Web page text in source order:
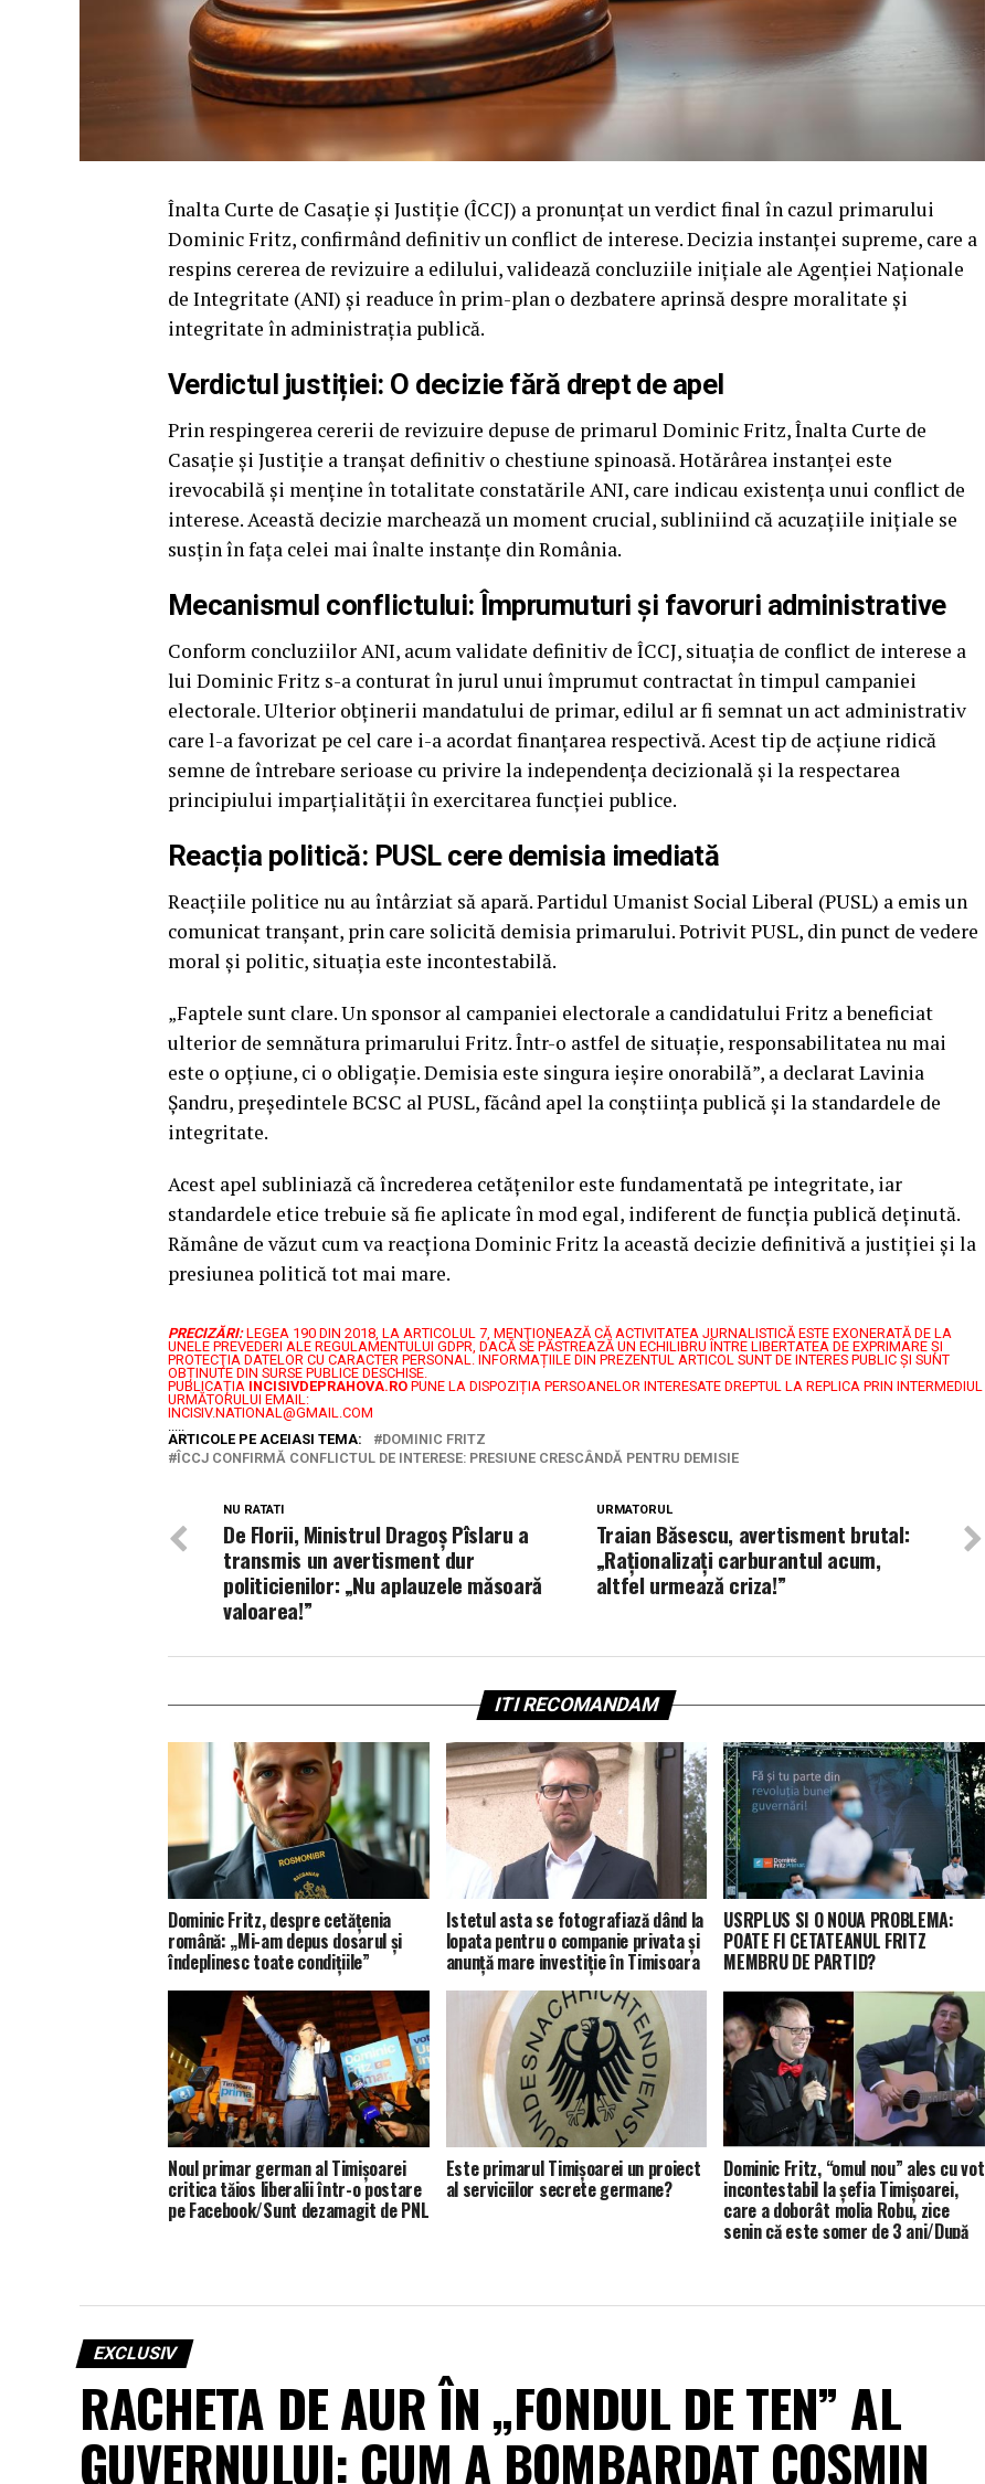
Înalta Curte de Casație și Justiție (ÎCCJ) a pronunțat un verdict final în cazul primarului
Dominic Fritz, confirmând definitiv un conflict de interese. Decizia instanței supreme, care a
respins cererea de revizuire a edilului, validează concluziile inițiale ale Agenției Naționale
de Integritate (ANI) și readuce în prim-plan o dezbatere aprinsă despre moralitate și
integritate în administrația publică.
Verdictul justiției: O decizie fără drept de apel
Prin respingerea cererii de revizuire depuse de primarul Dominic Fritz, Înalta Curte de
Casație și Justiție a tranșat definitiv o chestiune spinoasă. Hotărârea instanței este
irevocabilă și menține în totalitate constatările ANI, care indicau existența unui conflict de
interese. Această decizie marchează un moment crucial, subliniind că acuzațiile inițiale se
susțin în fața celei mai înalte instanțe din România.
Mecanismul conflictului: Împrumuturi și favoruri administrative
Conform concluziilor ANI, acum validate definitiv de ÎCCJ, situația de conflict de interese a
lui Dominic Fritz s-a conturat în jurul unui împrumut contractat în timpul campaniei
electorale. Ulterior obținerii mandatului de primar, edilul ar fi semnat un act administrativ
care l-a favorizat pe cel care i-a acordat finanțarea respectivă. Acest tip de acțiune ridică
semne de întrebare serioase cu privire la independența decizională și la respectarea
principiului imparțialității în exercitarea funcției publice.
Reacția politică: PUSL cere demisia imediată
Reacțiile politice nu au întârziat să apară. Partidul Umanist Social Liberal (PUSL) a emis un
comunicat tranșant, prin care solicită demisia primarului. Potrivit PUSL, din punct de vedere
moral și politic, situația este incontestabilă.
„Faptele sunt clare. Un sponsor al campaniei electorale a candidatului Fritz a beneficiat
ulterior de semnătura primarului Fritz. Într-o astfel de situație, responsabilitatea nu mai
este o opțiune, ci o obligație. Demisia este singura ieșire onorabilă”, a declarat Lavinia
Șandru, președintele BCSC al PUSL, făcând apel la conștiința publică și la standardele de
integritate.
Acest apel subliniază că încrederea cetățenilor este fundamentată pe integritate, iar
standardele etice trebuie să fie aplicate în mod egal, indiferent de funcția publică deținută.
Rămâne de văzut cum va reacționa Dominic Fritz la această decizie definitivă a justiției și la
presiunea politică tot mai mare.
PRECIZĂRI: LEGEA 190 DIN 2018, LA ARTICOLUL 7, MENŢIONEAZĂ CĂ ACTIVITATEA JURNALISTICĂ ESTE EXONERATĂ DE LA
UNELE PREVEDERI ALE REGULAMENTULUI GDPR, DACĂ SE PĂSTREAZĂ UN ECHILIBRU ÎNTRE LIBERTATEA DE EXPRIMARE ŞI
PROTECŢIA DATELOR CU CARACTER PERSONAL. INFORMAȚIILE DIN PREZENTUL ARTICOL SUNT DE INTERES PUBLIC ȘI SUNT
OBȚINUTE DIN SURSE PUBLICE DESCHISE.
PUBLICAȚIA INCISIVDEPRAHOVA.RO PUNE LA DISPOZIȚIA PERSOANELOR INTERESATE DREPTUL LA REPLICA PRIN INTERMEDIUL
URMĂTORULUI EMAIL:
INCISIV.NATIONAL@GMAIL.COM
.....
ARTICOLE PE ACEIASI TEMA:
DOMINIC FRITZ
ÎCCJ CONFIRMĂ CONFLICTUL DE INTERESE: PRESIUNE CRESCÂNDĂ PENTRU DEMISIE
URMATORUL
Traian Băsescu, avertisment brutal:
„Raționalizați carburantul acum,
altfel urmează criza!”
NU RATATI
De Florii, Ministrul Dragoș Pîslaru a
transmis un avertisment dur
politicienilor: „Nu aplauzele măsoară
valoarea!”
ITI RECOMANDAM
Dominic Fritz, despre cetățenia
română: „Mi-am depus dosarul și
îndeplinesc toate condițiile”
Istetul asta se fotografiază dând la
lopata pentru o companie privata și
anunță mare investiție în Timisoara
USRPLUS SI O NOUA PROBLEMA:
POATE FI CETATEANUL FRITZ
MEMBRU DE PARTID?
Noul primar german al Timișoarei
critica tăios liberalii într-o postare
pe Facebook/Sunt dezamagit de PNL
Este primarul Timişoarei un proiect
al serviciilor secrete germane?
Dominic Fritz, “omul nou” ales cu vot
incontestabil la șefia Timișoarei,
care a doborât molia Robu, zice
senin că este șomer de 3 ani/După
EXCLUSIV
RACHETA DE AUR ÎN „FONDUL DE TEN” AL
GUVERNULUI: CUM A BOMBARDAT COSMIN